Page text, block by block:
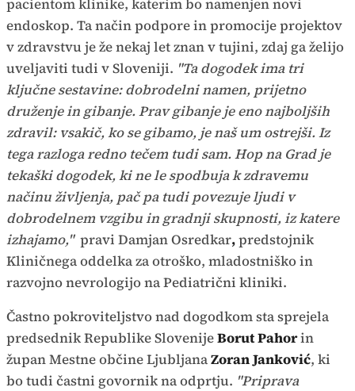
pacientom klinike, katerim bo namenjen novi
endoskop. Ta način podpore in promocije projektov
v zdravstvu je že nekaj let znan v tujini, zdaj ga želijo
uveljaviti tudi v Sloveniji. "Ta dogodek ima tri
ključne sestavine: dobrodelni namen, prijetno
druženje in gibanje. Prav gibanje je eno najboljših
zdravil: vsakič, ko se gibamo, je naš um ostrejši. Iz
tega razloga redno tečem tudi sam. Hop na Grad je
tekaški dogodek, ki ne le spodbuja k zdravemu
načinu življenja, pač pa tudi povezuje ljudi v
dobrodelnem vzgibu in gradnji skupnosti, iz katere
izhajamo,"pravi Damjan Osredkar,predstojnik
Kliničnega oddelka za otroško, mladostniško in
razvojno nevrologijo na Pediatrični kliniki.
Častno pokroviteljstvo nad dogodkom sta sprejela
predsednik Republike SlovenijeBorut Pahorin
župan Mestne občine LjubljanaZoran Janković, ki
bo tudi častni govornik na odprtju. "Priprava